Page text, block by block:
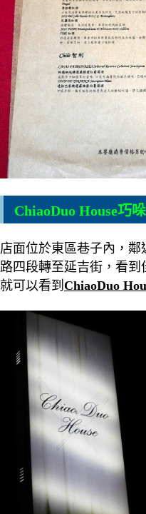
ChiaoDuo House巧
店面位於東區巷子內，
路四段轉至延吉街，看
就可以看到 ChiaoDuo